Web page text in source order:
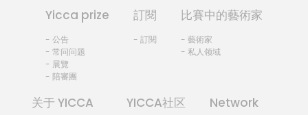
Yicca prize
- 公告
- 常问问题
- 展覽
- 陪審團
訂閱
- 訂閱
比賽中的藝術家
- 藝術家
- 私人领域
关于 YICCA YICCA社区 Network